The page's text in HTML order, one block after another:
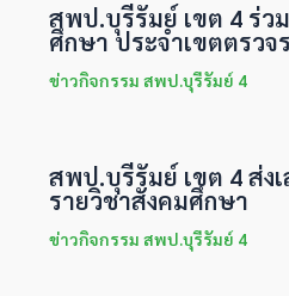
สพป.บุรีรัมย์ เขต 4 ร่
ศึกษา ประจำเขตตรวจ
ข่าวกิจกรรม สพป.บุรีรัมย์ 4
สพป.บุรีรัมย์ เขต 4 ส่ง
รายวิชาสังคมศึกษา
ข่าวกิจกรรม สพป.บุรีรัมย์ 4